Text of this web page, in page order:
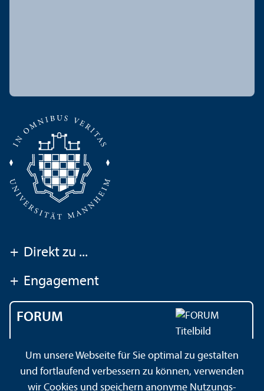
+ Direkt zu ...
+ Engagement
FORUM
Universität Mannheim
Um unsere Webseite für Sie optimal zu gestalten
und fortlaufend verbessern zu können, verwenden
wir Cookies und speichern anonyme Nutzungs­